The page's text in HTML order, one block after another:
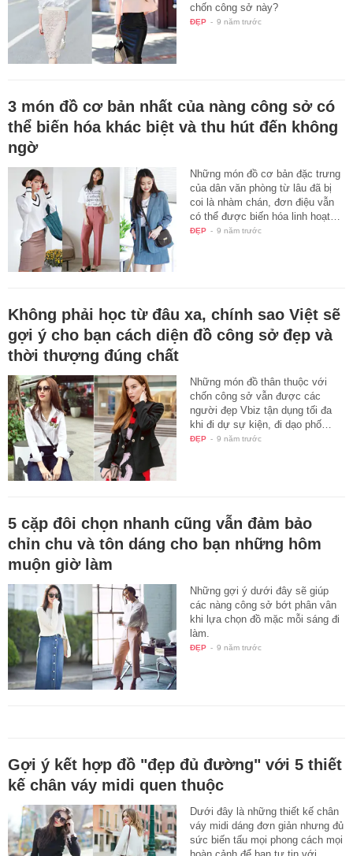
chốn công sở này?
ĐẸP - 9 năm trước
3 món đồ cơ bản nhất của nàng công sở có
thể biến hóa khác biệt và thu hút đến không
ngờ
Những món đồ cơ bản đặc trưng
của dân văn phòng từ lâu đã bị
coi là nhàm chán, đơn điệu vẫn
có thể được biến hóa linh hoạt…
ĐẸP - 9 năm trước
Không phải học từ đâu xa, chính sao Việt sẽ
gợi ý cho bạn cách diện đồ công sở đẹp và
thời thượng đúng chất
Những món đồ thân thuộc với
chốn công sở vẫn được các
người đẹp Vbiz tận dụng tối đa
khi đi dự sự kiện, đi dạo phố…
ĐẸP - 9 năm trước
5 cặp đôi chọn nhanh cũng vẫn đảm bảo
chỉn chu và tôn dáng cho bạn những hôm
muộn giờ làm
Những gợi ý dưới đây sẽ giúp
các nàng công sở bớt phân vân
khi lựa chọn đồ mặc mỗi sáng đi
làm.
ĐẸP - 9 năm trước
Gợi ý kết hợp đồ "đẹp đủ đường" với 5 thiết
kế chân váy midi quen thuộc
Dưới đây là những thiết kế chân
váy midi dáng đơn giản nhưng đủ
sức biến tấu mọi phong cách mọi